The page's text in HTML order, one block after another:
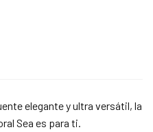
elegante y ultra versátil, la
Sea es para ti.